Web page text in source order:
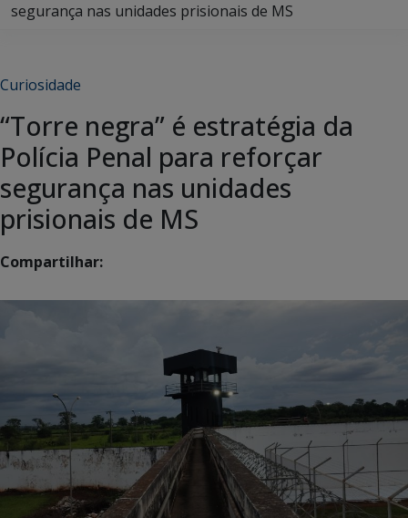
segurança nas unidades prisionais de MS
Curiosidade
“Torre negra” é estratégia da
Polícia Penal para reforçar
segurança nas unidades
prisionais de MS
Compartilhar: